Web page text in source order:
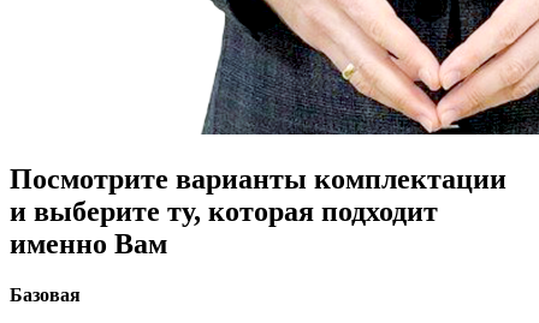
Посмотрите варианты комплектации
и выберите ту, которая подходит
именно Вам
Базовая